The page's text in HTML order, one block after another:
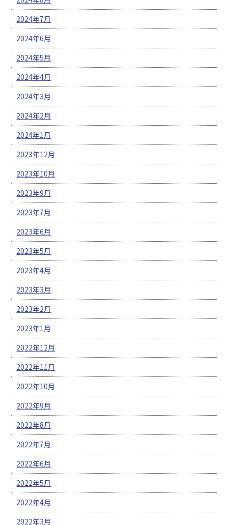
2024年7月
2024年6月
2024年5月
2024年4月
2024年3月
2024年2月
2024年1月
2023年12月
2023年10月
2023年9月
2023年7月
2023年6月
2023年5月
2023年4月
2023年3月
2023年2月
2023年1月
2022年12月
2022年11月
2022年10月
2022年9月
2022年8月
2022年7月
2022年6月
2022年5月
2022年4月
2022年3月